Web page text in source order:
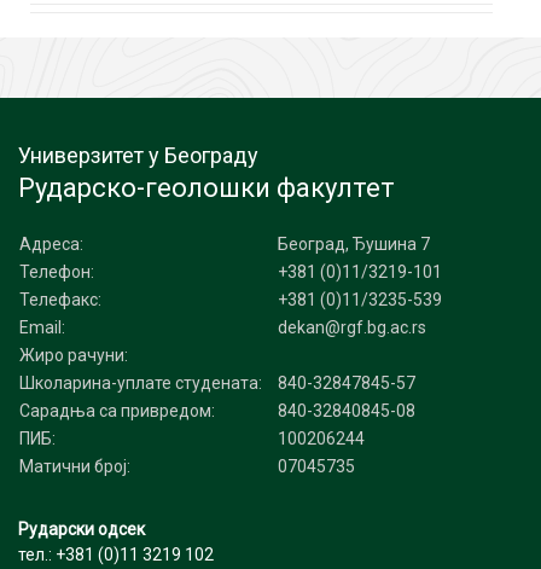
Универзитет у Београду
Рударско-геолошки факултет
Адреса:
Београд, Ђушина 7
Телефон:
+381 (0)11/3219-101
Телефакс:
+381 (0)11/3235-539
Email:
dekan@rgf.bg.ac.rs
Жиро рачуни:
Школарина-уплате студената:
840-32847845-57
Сарадња са привредом:
840-32840845-08
ПИБ:
100206244
Матични број:
07045735
Рударски одсек
тел.: +381 (0)11 3219 102